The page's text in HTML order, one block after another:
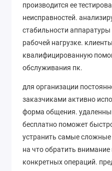
производится ее
неисправностей.
стабильности
рабочей нагрузке.
квалифицированную
обслуживания пк.
для организации
заказчиками активно
форма общения.
бесплатно поможет
устранить самые
на что обратить
конкретных операций.